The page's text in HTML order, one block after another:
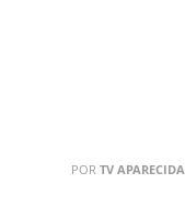
POR TV APARECIDA